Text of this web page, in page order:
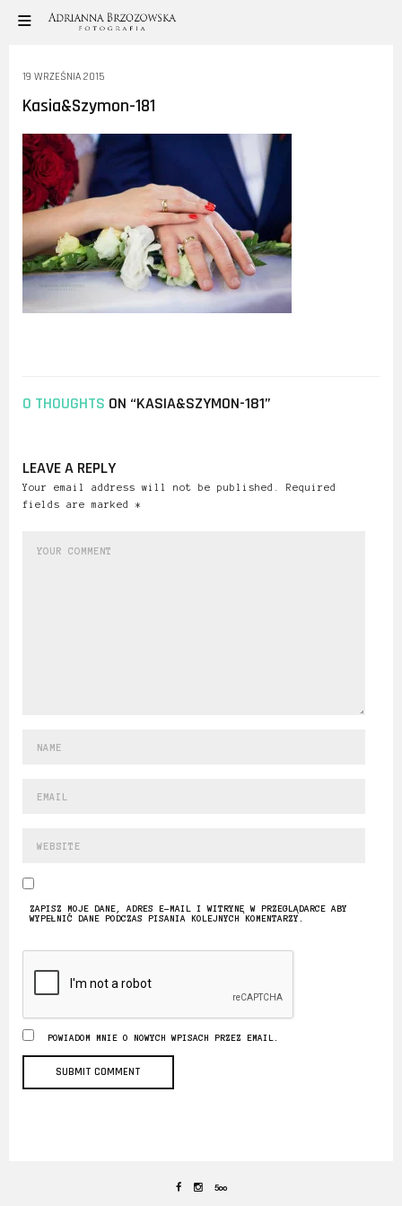
19 WRZEŚNIA 2015
Kasia&Szymon-181
0 THOUGHTS ON “KASIA&SZYMON-181”
LEAVE A REPLY
Your email address will not be published. Required
fields are marked *
ZAPISZ MOJE DANE, ADRES E-MAIL I WITRYNĘ W PRZEGLĄDARCE ABY
WYPEŁNIĆ DANE PODCZAS PISANIA KOLEJNYCH KOMENTARZY.
POWIADOM MNIE O NOWYCH WPISACH PRZEZ EMAIL.